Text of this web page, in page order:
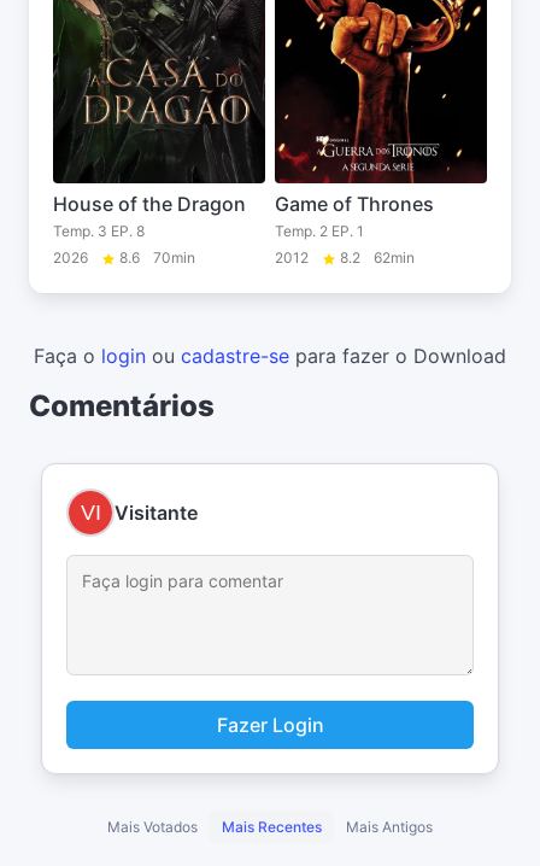
House of the Dragon
Temp. 3 EP. 8
2026
8.6 70min
Game of Thrones
Temp. 2 EP. 1
2012
8.2 62min
Faça o login ou cadastre-se para fazer o Download
Comentários
Visitante
Fazer Login
Mais Votados Mais Recentes Mais Antigos